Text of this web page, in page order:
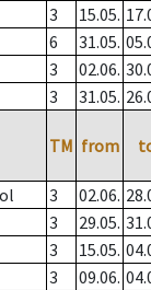
3 15.05.
6 31.05.
3 02.06.
3 31.05.
TM from
3 02.06.
3 29.05.
3 15.05.
3 09.06.